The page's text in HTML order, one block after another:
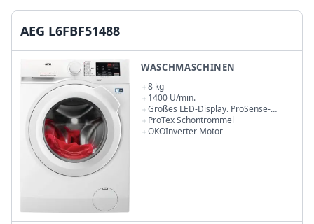
AEG L6FBF51488
WASCHMASCHINEN
8 kg
1400 U/min.
Großes LED-Display. ProSense-
Mengenautomatik
ProTex Schontrommel
ÖKOInverter Motor